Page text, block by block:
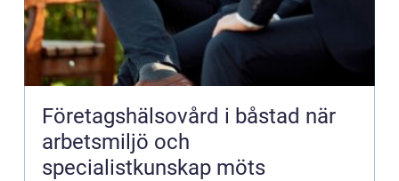
Företagshälsovård i båstad när
arbetsmiljö och
specialistkunskap möts